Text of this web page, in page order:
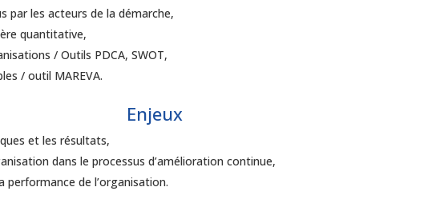
par les acteurs de la démarche,
quantitative,
/ Outils PDCA, SWOT,
/ outil MAREVA.
Enjeux
et les résultats,
dans le processus d’amélioration continue,
performance de l’organisation.